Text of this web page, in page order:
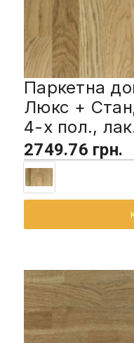
Паркетна
Люкс +
4-х пол.,
2749.76 грн.